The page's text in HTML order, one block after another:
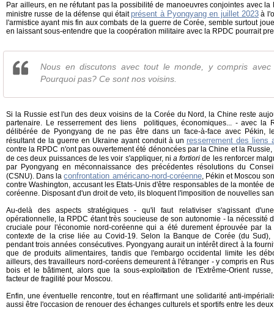
Par ailleurs, en ne réfutant pas la possibilité de manoeuvres conjointes avec
ministre russe de la défense qui était présent à Pyongyang en juillet 2023 à
l'armistice ayant mis fin aux combats de la guerre de Corée, semble surtout
en laissant sous-entendre que la coopération militaire avec la RPDC pourrait
Nous en discutons avec tout le monde, y compris
Pourquoi pas? Ce sont nos voisins.
Si la Russie est l'un des deux voisins de la Corée du Nord, la Chine reste
partenaire. Le resserrement des liens politiques, économiques... - avec la
délibérée de Pyongyang de ne pas être dans un face-à-face avec Pékin,
résultant de la guerre en Ukraine ayant conduit à un resserrement des liens
contre la RPDC n'ont pas ouvertement été dénoncées par la Chine et la
de ces deux puissances de les voir s'appliquer, ni a fortiori de les renforcer
par Pyongyang en méconnaissance des précédentes résolutions du
(CSNU). Dans laconfrontation américano-nord-coréenne, Pékin et Moscou
contre Washington, accusant les Etats-Unis d'être responsables de la montée
coréenne. Disposant d'un droit de veto, ils bloquent l'imposition de nouvelles
Au-delà des aspects stratégiques - qu'il faut relativiser s'agissant
opérationnelle, la RPDC étant très soucieuse de son autonomie - la nécessité
cruciale pour l'économie nord-coréenne qui a été durement éprouvée par
contexte de la crise liée au Covid-19. Selon la Banque de Corée (du Sud),
pendant trois années consécutives. Pyongyang aurait un intérêt direct à la
que de produits alimentaires, tandis que l'embargo occidental limite les
ailleurs, des travailleurs nord-coréens demeurent à l'étranger - y compris en
bois et le bâtiment, alors que la sous-exploitation de l'Extrême-Orient
facteur de fragilité pour Moscou.
Enfin, une éventuelle rencontre, tout en réaffirmant une solidarité anti-
aussi être l'occasion de renouer des échanges culturels et sportifs entre les